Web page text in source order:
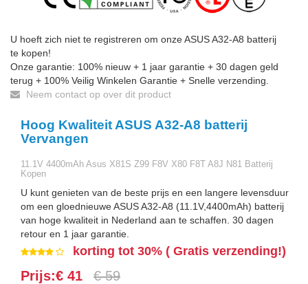
U hoeft zich niet te registreren om onze ASUS A32-A8 batterij
te kopen!
Onze garantie: 100% nieuw + 1 jaar garantie + 30 dagen geld
terug + 100% Veilig Winkelen Garantie + Snelle verzending.
Neem contact op over dit product
Hoog Kwaliteit ASUS A32-A8 batterij
Vervangen
11.1V 4400mAh Asus X81S Z99 F8V X80 F8T A8J N81 Batterij
Kopen
U kunt genieten van de beste prijs en een langere levensduur
om een gloednieuwe ASUS A32-A8 (11.1V,4400mAh) batterij
van hoge kwaliteit in Nederland aan te schaffen. 30 dagen
retour en 1 jaar garantie.
korting tot 30% ( Gratis verzending!)
Prijs:€ 41 € 59